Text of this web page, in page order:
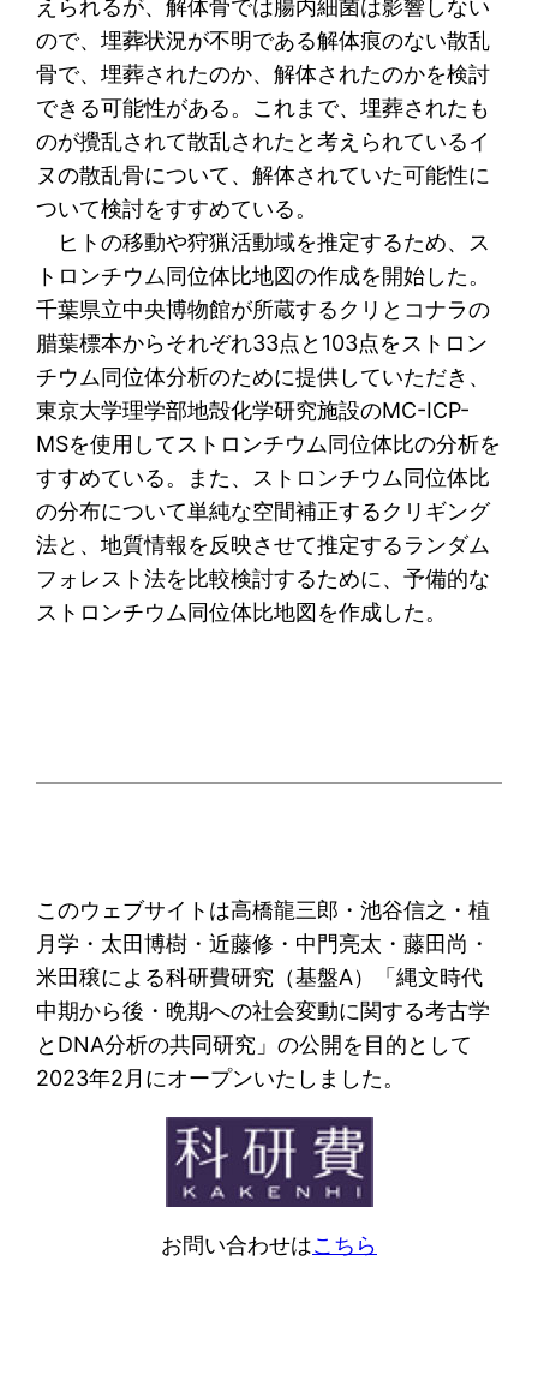
えられるが、解体骨では腸内細菌は影響しない
ので、埋葬状況が不明である解体痕のない散乱
骨で、埋葬されたのか、解体されたのかを検討
できる可能性がある。これまで、埋葬されたも
のが攪乱されて散乱されたと考えられているイ
ヌの散乱骨について、解体されていた可能性に
ついて検討をすすめている。
ヒトの移動や狩猟活動域を推定するため、ス
トロンチウム同位体比地図の作成を開始した。
千葉県立中央博物館が所蔵するクリとコナラの
腊葉標本からそれぞれ33点と103点をストロン
チウム同位体分析のために提供していただき、
東京大学理学部地殻化学研究施設のMC-ICP-
MSを使用してストロンチウム同位体比の分析を
すすめている。また、ストロンチウム同位体比
の分布について単純な空間補正するクリギング
法と、地質情報を反映させて推定するランダム
フォレスト法を比較検討するために、予備的な
ストロンチウム同位体比地図を作成した。
このウェブサイトは高橋龍三郎・池谷信之・植
月学・太田博樹・近藤修・中門亮太・藤田尚・
米田穣による科研費研究（基盤A）「縄文時代
中期から後・晩期への社会変動に関する考古学
とDNA分析の共同研究」の公開を目的として
2023年2月にオープンいたしました。
お問い合わせはこちら